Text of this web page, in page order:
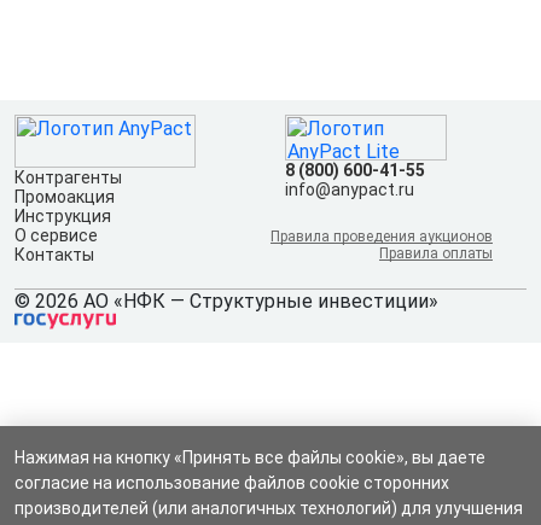
Контрагенты
Промоакция
Инструкция
О сервисе
Контакты
8 (800) 600-41-55
info@anypact.ru
Правила проведения аукционов
Правила оплаты
© 2026 АО «НФК — Структурные инвестиции»
Нажимая на кнопку «Принять все файлы cookie», вы даете
согласие на использование файлов cookie сторонних
производителей (или аналогичных технологий) для улучшения